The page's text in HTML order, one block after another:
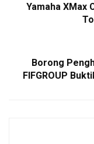
Yamaha XMax
Borong
FIFGROUP